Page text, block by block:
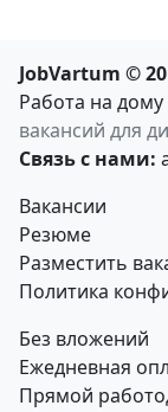
JobVartum ©
Работа на дому
вакансий для
Связь с нами:
Вакансии
Резюме
Разместить
Политика
Без вложений
Ежедневная
Прямой